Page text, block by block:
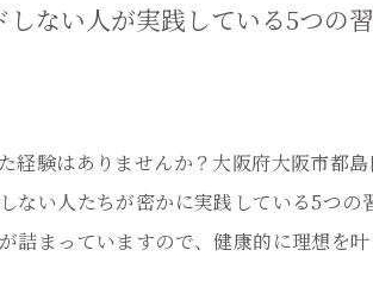
ない人が実践している5つの
験はありませんか？大阪府大阪市都
ない人たちが密かに実践している5つ
まっていますので、健康的に理想を